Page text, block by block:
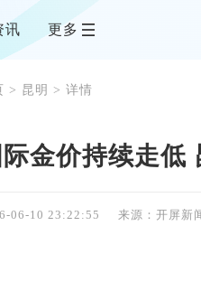
讯 更多
> 昆明 > 详情
际金价持续走低
06-10 23:22:55 来源：开屏新